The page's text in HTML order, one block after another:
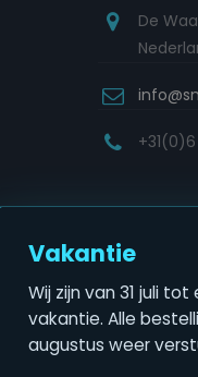
De
Vakantie
Wij zijn van 31 juli
vakantie. Alle
augustus weer